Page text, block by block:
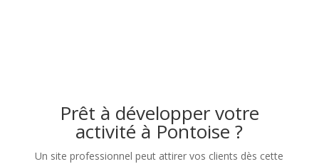
Prêt à développer votre
activité à Pontoise ?
Un site professionnel peut attirer vos clients dès cette